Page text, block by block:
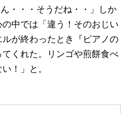
・・・そうだね・・」しか
中では「違う！そのおじい
が終わったとき『ピアノの
くれた。リンゴや煎餅食べ
！」と。